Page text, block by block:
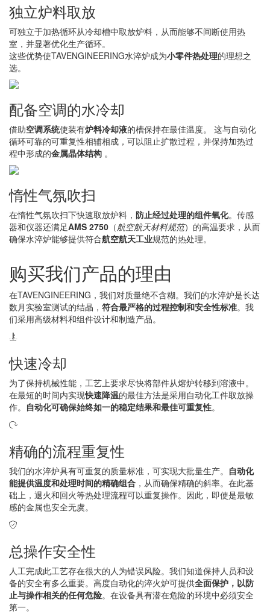
独立炉料取放
可独立于加热循环从冷却槽中取放炉料，从而能够不间断使用热
室，并显著优化生产循环。
这些优势使TAVENGINEERING水淬炉成为小零件热处理的理想之
选。
配备空调的水冷却
借助空调系统使装有炉料冷却液的槽保持在最佳温度。 这与自动化
循环可靠的可重复性相辅相成，可以阻止扩散过程，并保持加热过
程中形成的金属晶体结构 。
惰性气氛吹扫
在惰性气氛吹扫下快速取放炉料， 防止经过处理的组件氧化。传感
器和仪器还满足AMS 2750 （航空航天材料规范）的高温要求，从而
确保水淬炉能够提供符合航空航天工业规范的热处理。
购买我们产品的理由
在TAVENGINEERING，我们对质量绝不含糊。我们的水淬炉是长达
数月实验室测试的结晶， 符合最严格的过程控制和安全性标准。我
们采用高级材料和组件设计和制造产品。
快速冷却
为了保持机械性能，工艺上要求尽快将部件从熔炉转移到溶液中。
在最短的时间内实现快速降温的最佳方法是采用自动化工件取放操
作。 自动化可确保始终如一的稳定结果和最佳可重复性。
精确的流程重复性
我们的水淬炉具有可重复的质量标准，可实现大批量生产。 自动化
能提供温度和处理时间的精确组合 ，从而确保精确的斜率。在此基
础上，退火和回火等热处理流程可以重复操作。因此，即使是最敏
感的金属也安全无虞。
总操作安全性
人工完成此工艺存在很大的人为错误风险。我们知道保持人员和设
备的安全有多么重要。高度自动化的淬火炉可提供全面保护，以防
止与操作相关的任何危险。在设备具有潜在危险的环境中必须安全
第一。